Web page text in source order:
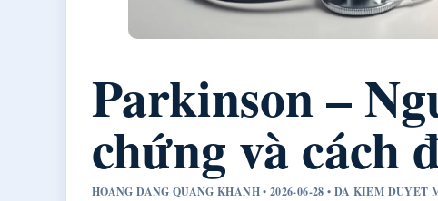
Parkinson –
chứng và cách
HOANG DANG QUANG KHANH • 2026-06-28 • DA KIEM DUYET